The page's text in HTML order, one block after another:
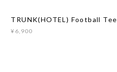
TRUNK(HOTEL) Football Tee
¥6,900